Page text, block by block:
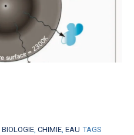
BIOLOGIE, CHIMIE, EAU TAGS